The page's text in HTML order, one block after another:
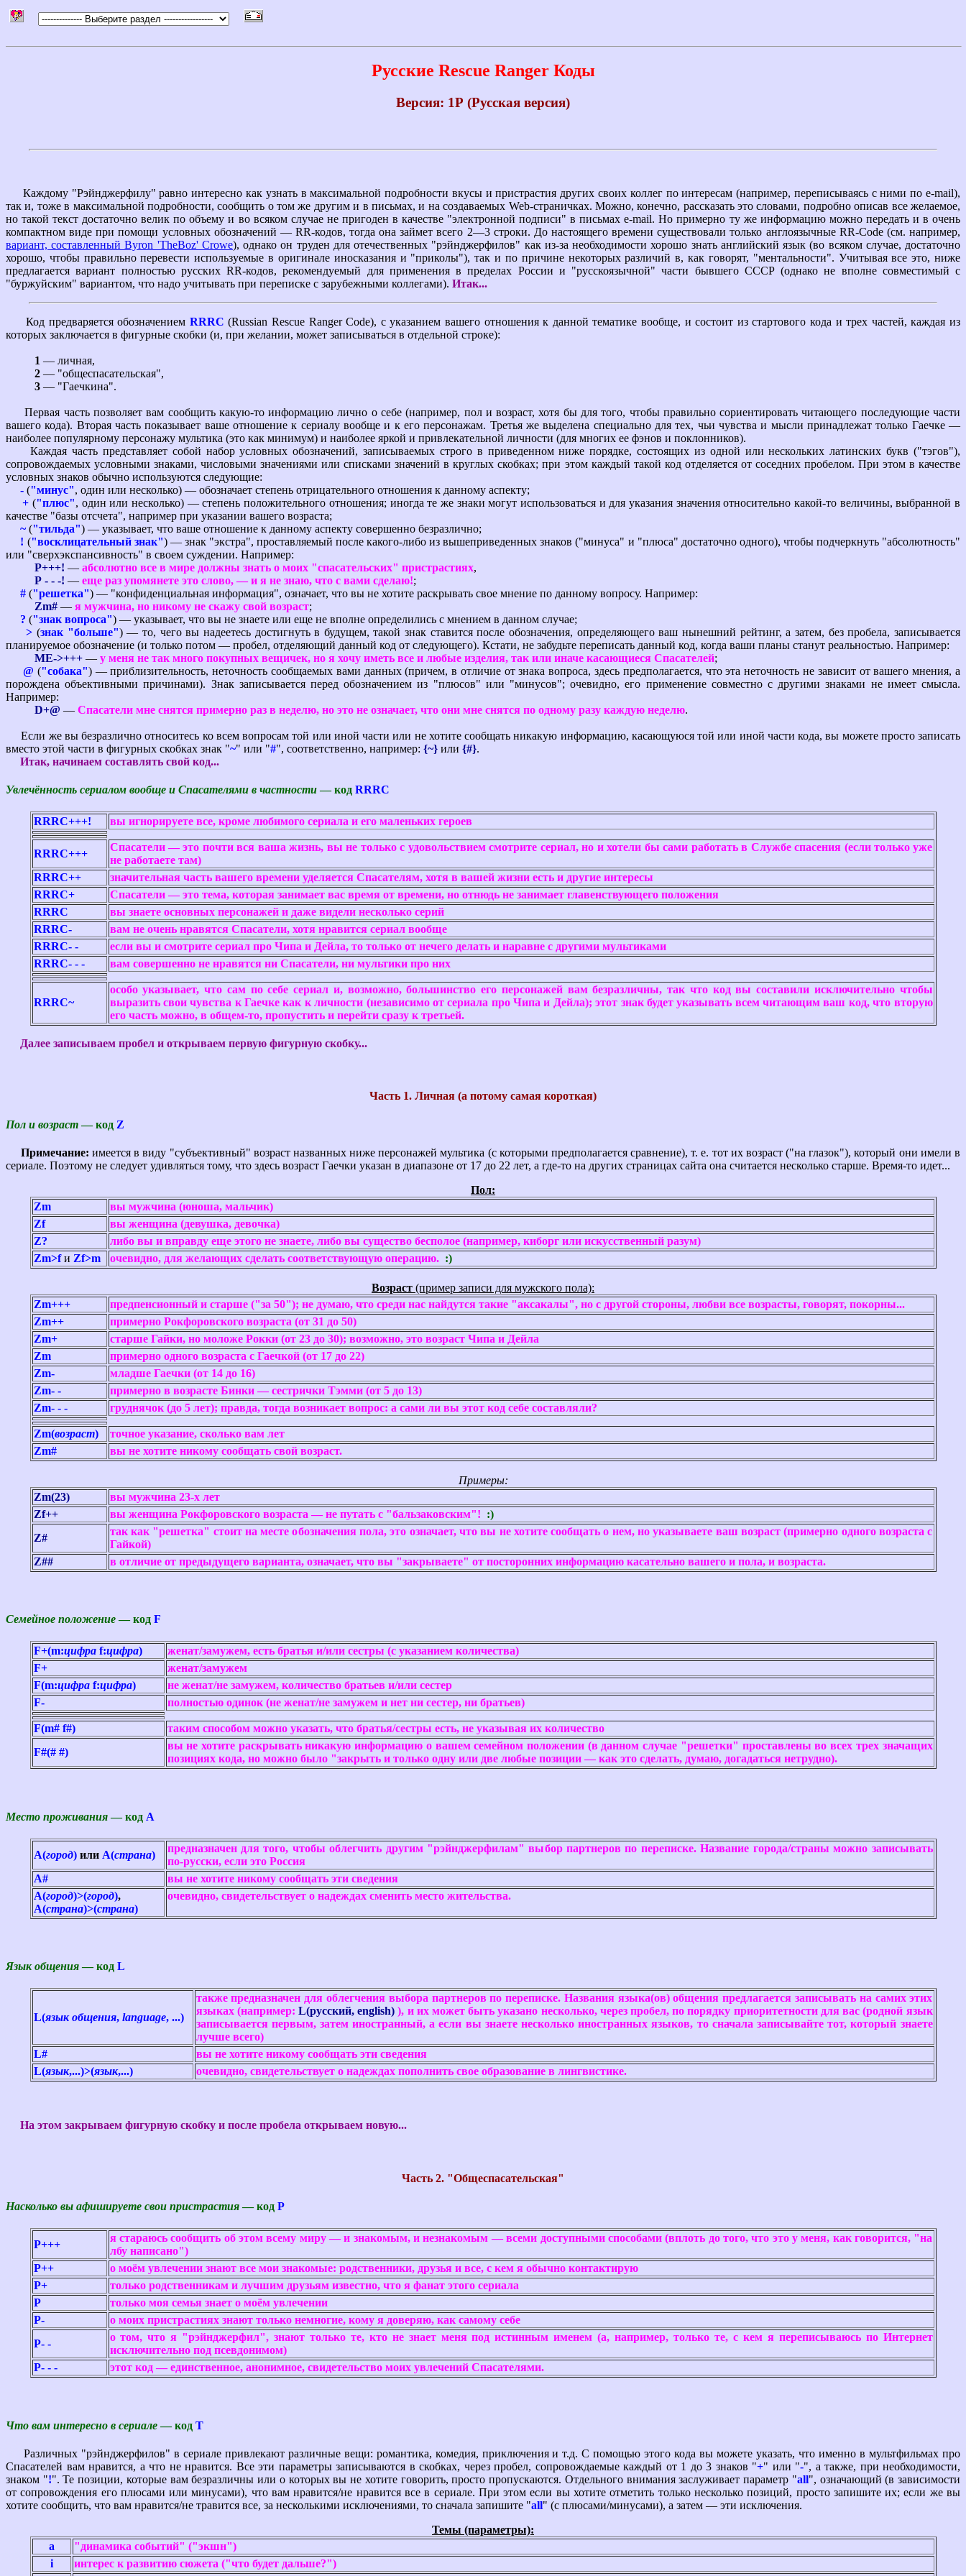
Русские Rescue Ranger Коды
Версия: 1Р (Русская версия)
Каждому "Рэйнджерфилу" равно интересно как узнать в максимальной подробности вкусы и пристрастия других своих коллег по интересам (например, переписываясь с ними по e-mail),
так и, тоже в максимальной подробности, сообщить о том же другим и в письмах, и на создаваемых Web-страничках. Можно, конечно, рассказать это словами, подробно описав все желаемое,
но такой текст достаточно велик по объему и во всяком случае не пригоден в качестве "электронной подписи" в письмах e-mail. Но примерно ту же информацию можно передать и в очень
компактном виде при помощи условных обозначений — RR-кодов, тогда она займет всего 2—3 строки. До настоящего времени существовали только англоязычные RR-Code (см. например,
вариант, составленный Byron 'TheBoz' Crowe), однако он труден для отечественных "рэйнджерфилов" как из-за необходимости хорошо знать английский язык (во всяком случае, достаточно
хорошо, чтобы правильно перевести используемые в оригинале иносказания и "приколы"), так и по причине некоторых различий в, как говорят, "ментальности". Учитывая все это, ниже
предлагается вариант полностью русских RR-кодов, рекомендуемый для применения в пределах России и "русскоязычной" части бывшего СССР (однако не вполне совместимый с
"буржуйским" вариантом, что надо учитывать при переписке с зарубежными коллегами). Итак...
Код предваряется обозначением RRRC (Russian Rescue Ranger Code), с указанием вашего отношения к данной тематике вообще, и состоит из стартового кода и трех частей, каждая из
которых заключается в фигурные скобки (и, при желании, может записываться в отдельной строке):
1 — личная,
2 — "общеспасательская",
3 — "Гаечкина".
Первая часть позволяет вам сообщить какую-то информацию лично о себе (например, пол и возраст, хотя бы для того, чтобы правильно сориентировать читающего последующие части
вашего кода). Вторая часть показывает ваше отношение к сериалу вообще и к его персонажам. Третья же выделена специально для тех, чьи чувства и мысли принадлежат только Гаечке —
наиболее популярному персонажу мультика (это как минимум) и наиболее яркой и привлекательной личности (для многих ее фэнов и поклонников).
Каждая часть представляет собой набор условных обозначений, записываемых строго в приведенном ниже порядке, состоящих из одной или нескольких латинских букв ("тэгов"),
сопровождаемых условными знаками, числовыми значениями или списками значений в круглых скобках; при этом каждый такой код отделяется от соседних пробелом. При этом в качестве
условных знаков обычно используются следующие:
- ("минус", один или несколько) — обозначает степень отрицательного отношения к данному аспекту;
+ ("плюс", один или несколько) — степень положительного отношения; иногда те же знаки могут использоваться и для указания значения относительно какой-то величины, выбранной в
качестве "базы отсчета", например при указании вашего возраста;
~("тильда") — указывает, что ваше отношение к данному аспекту совершенно безразлично;
! ("восклицательный знак") — знак "экстра", проставляемый после какого-либо из вышеприведенных знаков ("минуса" и "плюса" достаточно одного), чтобы подчеркнуть "абсолютность"
или "сверхэкспансивность" в своем суждении. Например:
P+++! — абсолютно все в мире должны знать о моих "спасательских" пристрастиях,
Р - - -! — еще раз упомянете это слово, — и я не знаю, что с вами сделаю!;
# ("решетка") — "конфиденциальная информация", означает, что вы не хотите раскрывать свое мнение по данному вопросу. Например:
Zm# — я мужчина, но никому не скажу свой возраст;
? ("знак вопроса") — указывает, что вы не знаете или еще не вполне определились с мнением в данном случае;
> (знак "больше") — то, чего вы надеетесь достигнуть в будущем, такой знак ставится после обозначения, определяющего ваш нынешний рейтинг, а затем, без пробела, записывается
планируемое обозначение (и только потом — пробел, отделяющий данный код от следующего). Кстати, не забудьте переписать данный код, когда ваши планы станут реальностью. Например:
ME->+++ — у меня не так много покупных вещичек, но я хочу иметь все и любые изделия, так или иначе касающиеся Спасателей;
@ ("собака") — приблизительность, неточность сообщаемых вами данных (причем, в отличие от знака вопроса, здесь предполагается, что эта неточность не зависит от вашего мнения, а
порождена объективными причинами). Знак записывается перед обозначением из "плюсов" или "минусов"; очевидно, его применение совместно с другими знаками не имеет смысла.
Например:
D+@ — Спасатели мне снятся примерно раз в неделю, но это не означает, что они мне снятся по одному разу каждую неделю.
Если же вы безразлично относитесь ко всем вопросам той или иной части или не хотите сообщать никакую информацию, касающуюся той или иной части кода, вы можете просто записать
вместо этой части в фигурных скобках знак "~" или "#", соответственно, например: {~} или {#}.
Итак, начинаем составлять свой код...
Увлечённость сериалом вообще и Спасателями в частности— код RRRC
RRRC+++! вы игнорируете все, кроме любимого сериала и его маленьких героев
RRRC+++
Спасатели — это почти вся ваша жизнь, вы не только с удовольствием смотрите сериал, но и хотели бы сами работать в Службе спасения (если только уже
не работаете там)
RRRC++
значительная часть вашего времени уделяется Спасателям, хотя в вашей жизни есть и другие интересы
RRRC+
Спасатели — это тема, которая занимает вас время от времени, но отнюдь не занимает главенствующего положения
RRRC
вы знаете основных персонажей и даже видели несколько серий
RRRC-
вам не очень нравятся Спасатели, хотя нравится сериал вообще
RRRC- -
если вы и смотрите сериал про Чипа и Дейла, то только от нечего делать и наравне с другими мультиками
RRRC- - -
вам совершенно не нравятся ни Спасатели, ни мультики про них
RRRC~
особо указывает, что сам по себе сериал и, возможно, большинство его персонажей вам безразличны, так что код вы составили исключительно чтобы
выразить свои чувства к Гаечке как к личности (независимо от сериала про Чипа и Дейла); этот знак будет указывать всем читающим ваш код, что вторую
его часть можно, в общем-то, пропустить и перейти сразу к третьей.
Далее записываем пробел и открываем первую фигурную скобку...
Часть 1. Личная (а потому самая короткая)
Пол и возраст— код Z
Примечание: имеется в виду "субъективный" возраст названных ниже персонажей мультика (с которыми предполагается сравнение), т. е. тот их возраст ("на глазок"), который они имели в
сериале. Поэтому не следует удивляться тому, что здесь возраст Гаечки указан в диапазоне от 17 до 22 лет, а где-то на других страницах сайта она считается несколько старше. Время-то идет...
Пол:
Zm
вы мужчина (юноша, мальчик)
Zf
вы женщина (девушка, девочка)
Z?
либо вы и вправду еще этого не знаете, либо вы существо бесполое (например, киборг или искусственный разум)
Zm>fи Zf>m очевидно, для желающих сделать соответствующую операцию. :)
Возраст (пример записи для мужского пола):
Zm+++
предпенсионный и старше ("за 50"); не думаю, что среди нас найдутся такие "аксакалы", но с другой стороны, любви все возрасты, говорят, покорны...
Zm++
примерно Рокфоровского возраста (от 31 до 50)
Zm+
старше Гайки, но моложе Рокки (от 23 до 30); возможно, это возраст Чипа и Дейла
Zm
примерно одного возраста с Гаечкой (от 17 до 22)
Zm-
младше Гаечки (от 14 до 16)
Zm- -
примерно в возрасте Бинки — сестрички Тэмми (от 5 до 13)
Zm- - -
груднячок (до 5 лет); правда, тогда возникает вопрос: а сами ли вы этот код себе составляли?
Zm(возраст)
точное указание, сколько вам лет
Zm#
вы не хотите никому сообщать свой возраст.
Примеры:
Zm(23)
вы мужчина 23-х лет
Zf++
вы женщина Рокфоровского возраста — не путать с "бальзаковским"! :)
Z#
так как "решетка" стоит на месте обозначения пола, это означает, что вы не хотите сообщать о нем, но указываете ваш возраст (примерно одного возраста с
Гайкой)
Z##
в отличие от предыдущего варианта, означает, что вы "закрываете" от посторонних информацию касательно вашего и пола, и возраста.
Семейное положение— код F
F+(m:цифраf:цифра)
женат/замужем, есть братья и/или сестры (с указанием количества)
F+
женат/замужем
F(m:цифраf:цифра)
не женат/не замужем, количество братьев и/или сестер
F-
полностью одинок (не женат/не замужем и нет ни сестер, ни братьев)
F(m# f#)
таким способом можно указать, что братья/сестры есть, не указывая их количество
F#(# #)
вы не хотите раскрывать никакую информацию о вашем семейном положении (в данном случае "решетки" проставлены во всех трех значащих
позициях кода, но можно было "закрыть и только одну или две любые позиции — как это сделать, думаю, догадаться нетрудно).
Место проживания— код A
A(город)или А(страна)
предназначен для того, чтобы облегчить другим "рэйнджерфилам" выбор партнеров по переписке. Название города/страны можно записывать
по-русски, если это Россия
А#
вы не хотите никому сообщать эти сведения
А(город)>(город),
А(страна)>(страна)
очевидно, свидетельствует о надеждах сменить место жительства.
Язык общения— код L
L(язык общения, language, ...)
также предназначен для облегчения выбора партнеров по переписке. Названия языка(ов) общения предлагается записывать на самих этих
языках (например: L(русский, english) ), и их может быть указано несколько, через пробел, по порядку приоритетности для вас (родной язык
записывается первым, затем иностранный, а если вы знаете несколько иностранных языков, то сначала записывайте тот, который знаете
лучше всего)
L#
вы не хотите никому сообщать эти сведения
L(язык,...)>(язык,...) очевидно, свидетельствует о надеждах пополнить свое образование в лингвистике.
На этом закрываем фигурную скобку и после пробела открываем новую...
Часть 2. "Общеспасательская"
Насколько вы афишируете свои пристрастия— код Р
P+++
я стараюсь сообщить об этом всему миру — и знакомым, и незнакомым — всеми доступными способами (вплоть до того, что это у меня, как говорится, "на
лбу написано")
P++
о моём увлечении знают все мои знакомые: родственники, друзья и все, с кем я обычно контактирую
P+
только родственникам и лучшим друзьям известно, что я фанат этого сериала
P
только моя семья знает о моём увлечении
P-
о моих пристрастиях знают только немногие, кому я доверяю, как самому себе
P- -
о том, что я "рэйнджерфил", знают только те, кто не знает меня под истинным именем (а, например, только те, с кем я переписываюсь по Интернет
исключительно под псевдонимом)
P- - -
этот код — единственное, анонимное, свидетельство моих увлечений Спасателями.
Что вам интересно в сериале— код T
Различных "рэйнджерфилов" в сериале привлекают различные вещи: романтика, комедия, приключения и т.д. С помощью этого кода вы можете указать, что именно в мультфильмах про
Спасателей вам нравится, а что не нравится. Все эти параметры записываются в скобках, через пробел, сопровождаемые каждый от 1 до 3 знаков "+" или "-", а также, при необходимости,
знаком "!". Те позиции, которые вам безразличны или о которых вы не хотите говорить, просто пропускаются. Отдельного внимания заслуживает параметр "all", означающий (в зависимости
от сопровождения его плюсами или минусами), что вам нравится/не нравится все в сериале. При этом если вы хотите отметить только несколько позиций, просто запишите их; если же вы
хотите сообщить, что вам нравится/не травится все, за несколькими исключениями, то сначала запишите "all" (с плюсами/минусами), а затем — эти исключения.
Темы (параметры):
a
"динамика событий" ("экшн")
i
интерес к развитию сюжета ("что будет дальше?")